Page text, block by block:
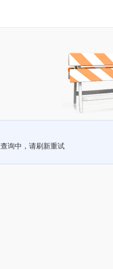
询中，请刷新重试